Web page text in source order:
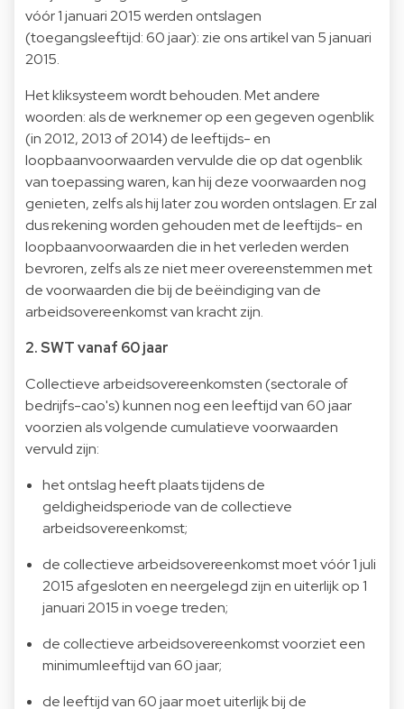
vóór 1 januari 2015 werden ontslagen
(toegangsleeftijd: 60 jaar): zie onsartikel van 5 januari
2015.
Het kliksysteem wordt behouden. Met andere
woorden: als de werknemer op een gegeven ogenblik
(in 2012, 2013 of 2014) de leeftijds- en
loopbaanvoorwaarden vervulde die op dat ogenblik
van toepassing waren, kan hij deze voorwaarden nog
genieten, zelfs als hij later zou worden ontslagen. Er zal
dus rekening worden gehouden met de leeftijds- en
loopbaanvoorwaarden die in het verleden werden
bevroren, zelfs als ze niet meer overeenstemmen met
de voorwaarden die bij de beëindiging van de
arbeidsovereenkomst van kracht zijn.
2. SWT vanaf 60 jaar
Collectieve arbeidsovereenkomsten (sectorale of
bedrijfs-cao's) kunnen nog een leeftijd van 60 jaar
voorzien als volgende cumulatieve voorwaarden
vervuld zijn:
het ontslag heeft plaats tijdens de
geldigheidsperiode van de collectieve
arbeidsovereenkomst;
de collectieve arbeidsovereenkomst moet vóór 1 juli
2015 afgesloten en neergelegd zijn en uiterlijk op 1
januari 2015 in voege treden;
de collectieve arbeidsovereenkomst voorziet een
minimumleeftijd van 60 jaar;
de leeftijd van 60 jaar moet uiterlijk bij de